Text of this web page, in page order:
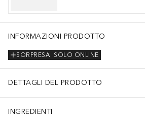
INFORMAZIONI PRODOTTO
SOLO ONLINE
SORPRESA
DETTAGLI DEL PRODOTTO
INGREDIENTI